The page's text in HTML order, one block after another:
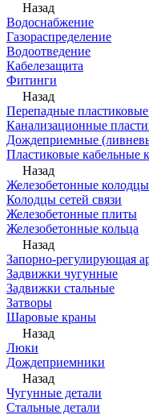
Назад
Водоснабжение
Газораспределение
Водоотведение
Кабелезащита
Фитинги
Назад
Перепадные
Канализационные
Дождеприемные
Пластиковые кабельные
Назад
Железобетонные колодцы
Колодцы сетей связи
Железобетонные плиты
Железобетонные кольца
Назад
Запорно-регулирующая
Задвижки чугунные
Задвижки стальные
Затворы
Шаровые краны
Назад
Люки
Дождеприемники
Назад
Чугунные детали
Стальные детали